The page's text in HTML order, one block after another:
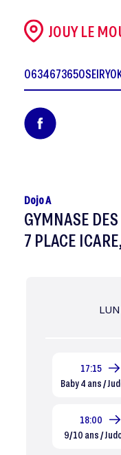
JOUY LE
0634673650
Dojo A
GYMNASE
7 PLACE
17:15
Baby 4 ans /
18:00
9/10 ans /